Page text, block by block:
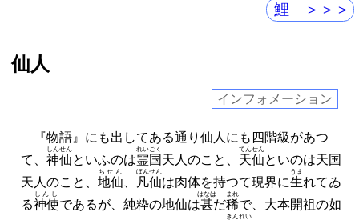
鯉 ＞＞＞
仙人
インフォメーション
『物語』にも出してある通り仙人にも四階級があつ
て、 神仙
しんせん
といふのは霊国
れいごく
天人のこと、 天仙
てんせん
といのは天国
天人のこと、 地仙
ちせん
凡仙
ぼんせん
は肉体を持つて現界に生
うま
れてゐ
る神使
しんし
であるが、純粋の地仙は甚
はなは
だ稀
まれ
で、大本開祖の如
きんれい